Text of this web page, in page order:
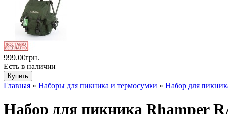
999.00грн.
Есть в наличии
Главная » Наборы для пикника и термосумки » Набор для
Набор для пикника Rhamper